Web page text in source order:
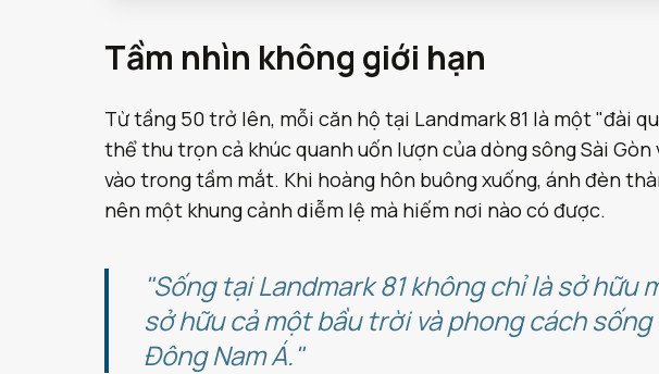
Tầm nhìn không giới hạn
Từ tầng 50 trở lên, mỗi căn hộ tại Landmark 81 là một "đài
thể thu trọn cả khúc quanh uốn lượn của dòng sông Sài Gòn
vào trong tầm mắt. Khi hoàng hôn buông xuống, ánh đèn
nên một khung cảnh diễm lệ mà hiếm nơi nào có được.
"Sống tại Landmark 81 không chỉ là sở hữu
sở hữu cả một bầu trời và phong cách
Đông Nam Á."